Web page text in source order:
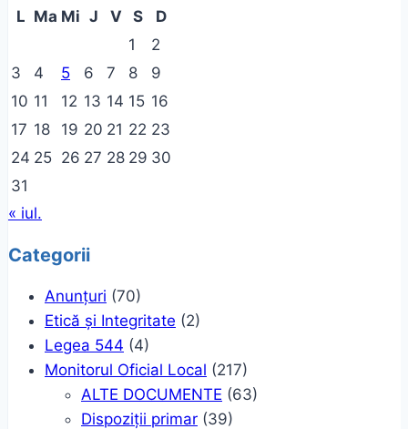
L Ma Mi J V S
D
1
2
3
4 5 6 7 8
9
10 11 12 13 14 15 16
17 18 19 20 21 22 23
24 25 26 27 28 29 30
31
« iul.
Categorii
Anunțuri (70)
Etică și Integritate (2)
Legea 544 (4)
Monitorul Oficial Local (217)
ALTE DOCUMENTE (63)
Dispoziții primar (39)